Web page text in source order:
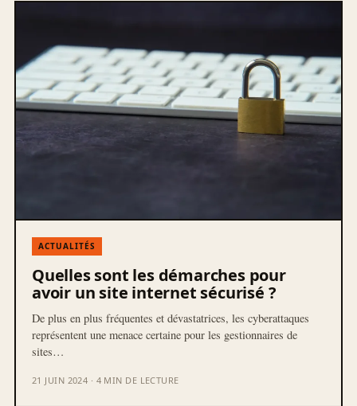
ACTUALITÉS
Quelles sont les démarches pour
avoir un site internet sécurisé ?
De plus en plus fréquentes et dévastatrices, les cyberattaques
représentent une menace certaine pour les gestionnaires de
sites…
21 JUIN 2024 · 4 MIN DE LECTURE